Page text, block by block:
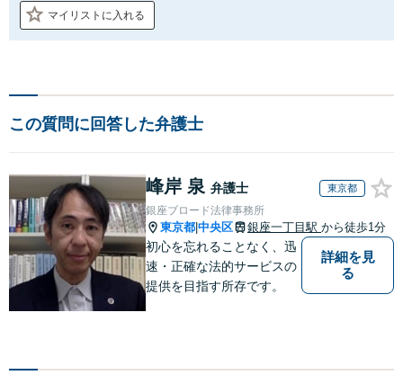
マイリストに入れる
この質問に回答した弁護士
峰岸 泉 弁護士 東京都
銀座ブロード法律事務所
東京都 中央区 銀座一丁目駅 から徒歩1分
初心を忘れることなく、迅
速・正確な法的サービスの
提供を目指す所存です。
詳細を見
る